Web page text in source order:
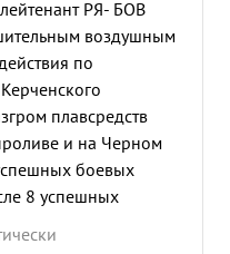
РЯ- БОВ
воздушным
по
плавсредств
и на Черном
боевых
8 успешных
в сложных
и без прикрытия